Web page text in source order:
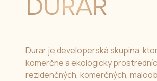
Durar je developerská skupina,
komerčne a ekologicky
rezidenčných, komerčných,